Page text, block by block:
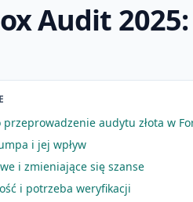
Audit
przeprowadzenie audytu złota w
i jej wpływ
i zmieniające się szanse
i potrzeba weryfikacji